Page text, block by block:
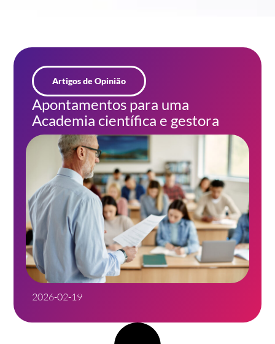
Artigos de Opinião
Apontamentos para uma
Academia científica e gestora
2026-02-19